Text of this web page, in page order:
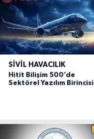
SIVIL HAVACILIK
Hitit Bilişim 500’de
Sektörel Yazılım Birincisi